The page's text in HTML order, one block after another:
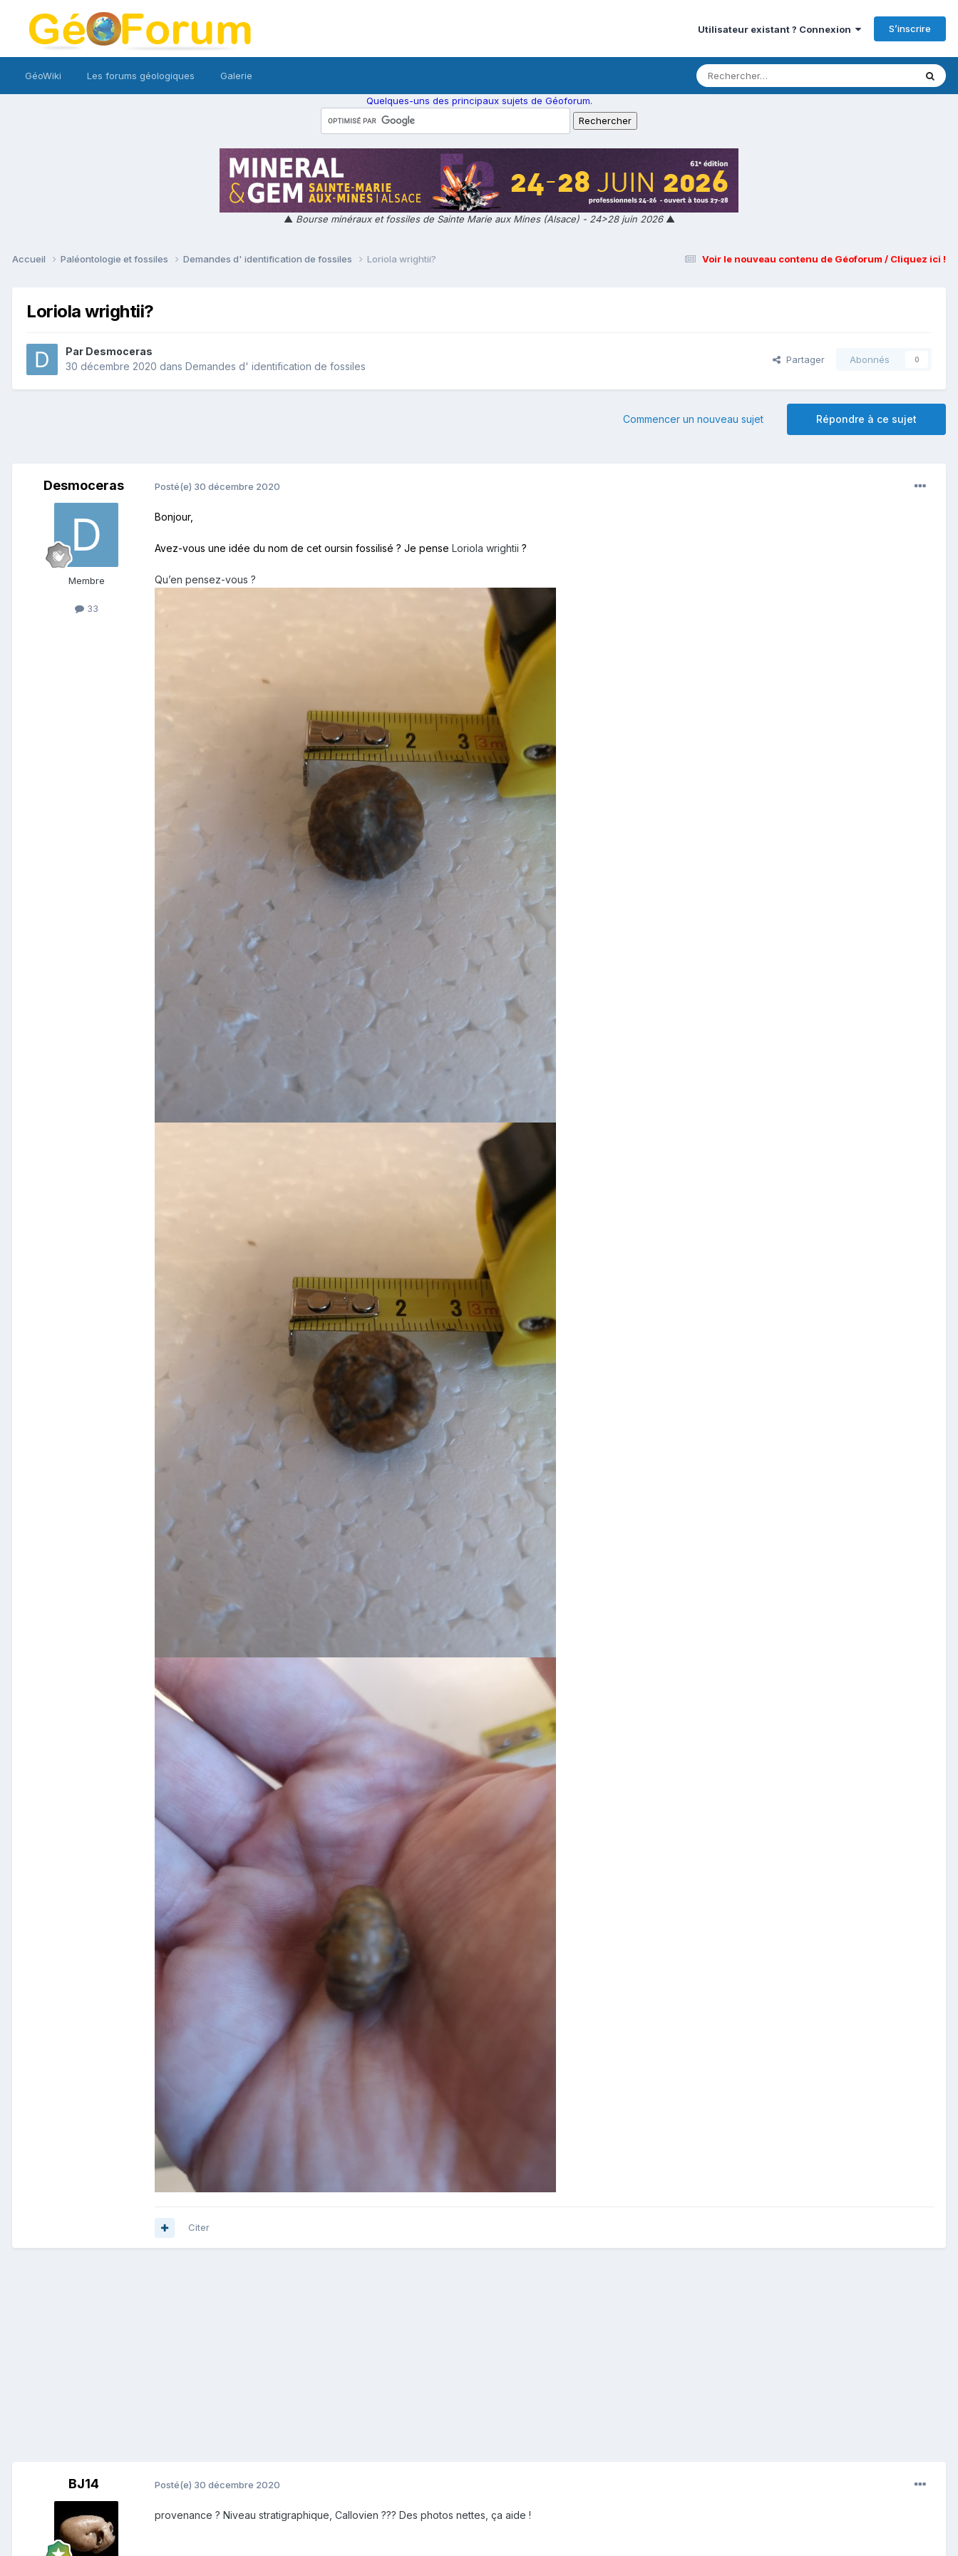
Utilisateur existant ? Connexion S’inscrire
GéoWiki Les forums géologiques Galerie
Quelques-uns des principaux sujets de Géoforum.
▲ Bourse minéraux et fossiles de Sainte Marie aux Mines (Alsace) - 24>28 juin 2026▲
Voir le nouveau contenu de Géoforum / Cliquez ici !
Accueil Paléontologie et fossiles Demandes d' identification de fossiles Loriola wrightii?
Loriola wrightii?
Par Desmoceras
30 décembre 2020 dans Demandes d' identification de fossiles
Partager Abonnés 0
Répondre à ce sujet
Commencer un nouveau sujet
Desmoceras
Membre
33
Posté(e) 30 décembre 2020
Bonjour,
Avez-vous une idée du nom de cet oursin fossilisé ? Je pense Loriola wrightii ?
Qu’en pensez-vous ?
Citer
BJ14 Posté(e) 30 décembre 2020
provenance ? Niveau stratigraphique, Callovien ??? Des photos nettes, ça aide !